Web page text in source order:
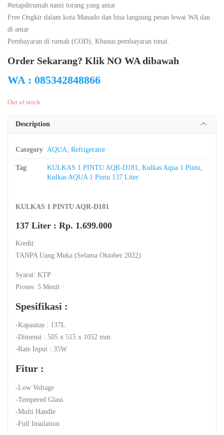
#tetapdirumah nanti torang yang antar
Free Ongkir dalam kota Manado dan bisa langsung pesan lewat WA dan
di antar
Pembayaran di rumah (COD), Khusus pembayaran tunai.
Order Sekarang? Klik NO WA dibawah
WA : 085342848866
Out of stock
Description
Category AQUA, Refrigerator
Tag KULKAS 1 PINTU AQR-D181, Kulkas Aqua 1 Pintu,
Kulkas AQUA 1 Pintu 137 Liter
KULKAS 1 PINTU AQR-D181
137 Liter : Rp. 1.699.000
Kredit:
TANPA Uang Muka (Selama Oktober 2022)
Syarat: KTP
Proses: 5 Menit
Spesifikasi :
-Kapasitas : 137L
-Dimensi : 505 x 515 x 1052 mm
-Rate Input : 35W
Fitur :
-Low Voltage
-Tempered Glass
-Multi Handle
-Full Insulation